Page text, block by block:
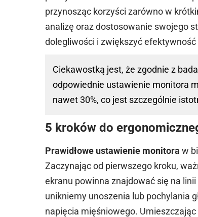
przynosząc korzyści zarówno w
analizę oraz dostosowanie swojego
dolegliwości i zwiększyć efektywność
Ciekawostką jest, że zgodnie z
odpowiednie ustawienie monitora
nawet 30%, co jest szczególnie
5 kroków do
Prawidłowe ustawienie monitora w
Zaczynając od pierwszego kroku,
ekranu powinna znajdować się na
unikniemy unoszenia lub pochylania
napięcia mięśniowego.